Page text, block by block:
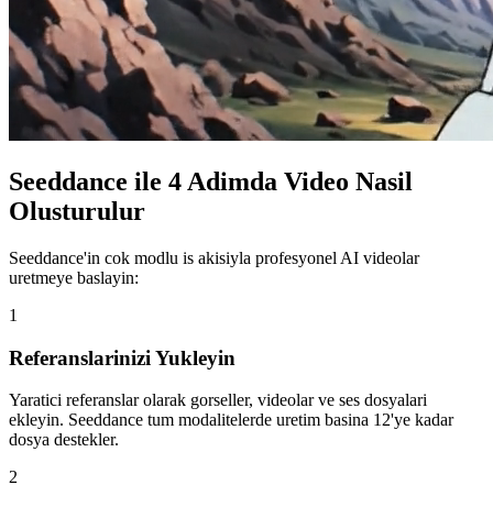
Seeddance ile 4 Adimda Video Nasil
Olusturulur
Seeddance'in cok modlu is akisiyla profesyonel AI videolar
uretmeye baslayin:
1
Referanslarinizi Yukleyin
Yaratici referanslar olarak gorseller, videolar ve ses dosyalari
ekleyin. Seeddance tum modalitelerde uretim basina 12'ye kadar
dosya destekler.
2